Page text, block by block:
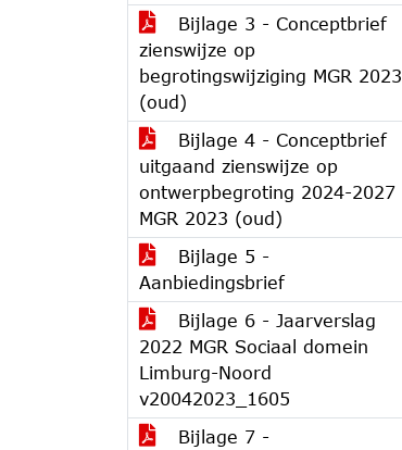
Bijlage 3 - Conceptbrief
zienswijze op
begrotingswijziging MGR 2023
(oud)
Bijlage 4 - Conceptbrief
uitgaand zienswijze op
ontwerpbegroting 2024-2027
MGR 2023 (oud)
Bijlage 5 -
Aanbiedingsbrief
Bijlage 6 - Jaarverslag
2022 MGR Sociaal domein
Limburg-Noord
v20042023_1605
Bijlage 7 -